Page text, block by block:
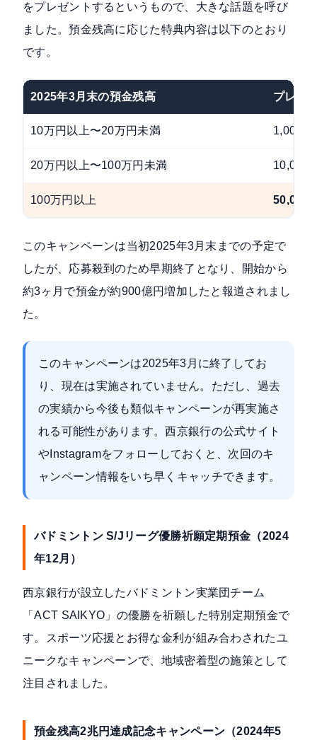
をプレゼントするというもので、大きな話題を呼び
ました。預金残高に応じた特典内容は以下のとおり
です。
2025年3月末の預金残高 プレゼ
10万円以上〜20万円未満 1,000円
20万円以上〜100万円未満 10,000
100万円以上 50,000
このキャンペーンは当初2025年3月末までの予定で
したが、 応募殺到のため早期終了 となり、開始から
約3ヶ月で預金が約900億円増加したと報道されまし
た。
このキャンペーンは2025年3月に終了してお
り、現在は実施されていません。ただし、過去
の実績から今後も類似キャンペーンが再実施さ
れる可能性があります。西京銀行の公式サイト
やInstagramをフォローしておくと、次回のキ
ャンペーン情報をいち早くキャッチできます。
バドミントン S/Jリーグ優勝祈願定期預金（2024
年12月）
西京銀行が設立したバドミントン実業団チーム
「ACT SAIKYO」の優勝を祈願した特別定期預金で
す。スポーツ応援とお得な金利が組み合わされたユ
ニークなキャンペーンで、地域密着型の施策として
注目されました。
預金残高2兆円達成記念キャンペーン（2024年5